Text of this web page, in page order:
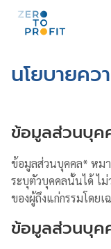
นโยบายคว
ข้อมูลส่วนบุค
ข้อมูลส่วนบุคคล* หมา
ระบุตัวบุคคลนั้นได้ ไ
ของผู้ถึงแก่กรรมโดยเ
ข้อมูลส่วนบุค